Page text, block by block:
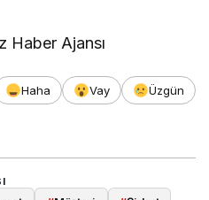
Haber Ajansı
Haha Vay
Üzgün